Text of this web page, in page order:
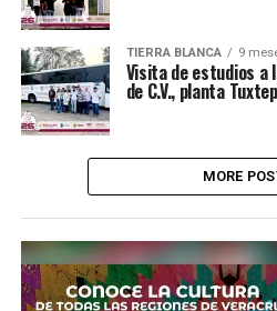
TIERRA BLANCA 9
Visita de estudios a
de C.V., planta
MORE